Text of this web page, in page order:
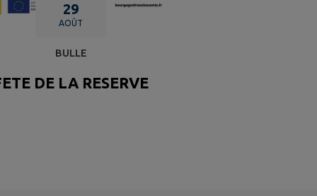
29
AOÛT
BULLE
DE LA RESERVE